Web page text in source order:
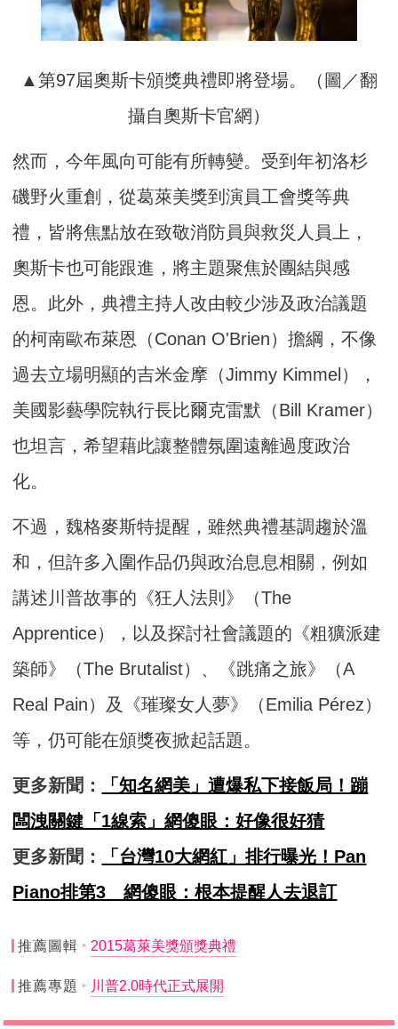
▲第97屆奧斯卡頒獎典禮即將登場。（圖／翻
攝自奧斯卡官網）
然而，今年風向可能有所轉變。受到年初洛杉
磯野火重創，從葛萊美獎到演員工會獎等典
禮，皆將焦點放在致敬消防員與救災人員上，
奧斯卡也可能跟進，將主題聚焦於團結與感
恩。此外，典禮主持人改由較少涉及政治議題
的柯南歐布萊恩（Conan O'Brien）擔綱，不像
過去立場明顯的吉米金摩（Jimmy Kimmel），
美國影藝學院執行長比爾克雷默（Bill Kramer）
也坦言，希望藉此讓整體氛圍遠離過度政治
化。
不過，魏格麥斯特提醒，雖然典禮基調趨於溫
和，但許多入圍作品仍與政治息息相關，例如
講述川普故事的《狂人法則》（The
Apprentice），以及探討社會議題的《粗獷派建
築師》（The Brutalist）、《跳痛之旅》（A
Real Pain）及《璀璨女人夢》（Emilia Pérez）
等，仍可能在頒獎夜掀起話題。
更多新聞：
「知名網美」遭爆私下接飯局！蹦
闆洩關鍵「1線索」網傻眼：好像很好猜
更多新聞：
「台灣10大網紅」排行曝光！Pan
Piano排第3 網傻眼：根本提醒人去退訂
推薦圖輯 2015葛萊美獎頒獎典禮
推薦專題 川普2.0時代正式展開